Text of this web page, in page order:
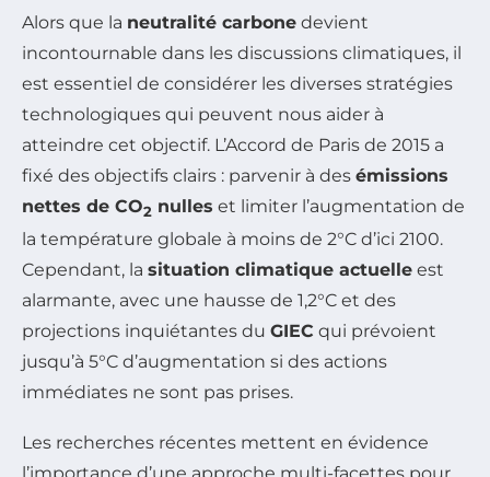
Alors que la neutralité carbone devient
incontournable dans les discussions climatiques, il
est essentiel de considérer les diverses stratégies
technologiques qui peuvent nous aider à
atteindre cet objectif. L’Accord de Paris de 2015 a
fixé des objectifs clairs : parvenir à des émissions
nettes de CO2 nulles et limiter l’augmentation de
la température globale à moins de 2°C d’ici 2100.
Cependant, la situation climatique actuelle est
alarmante, avec une hausse de 1,2°C et des
projections inquiétantes du GIEC qui prévoient
jusqu’à 5°C d’augmentation si des actions
immédiates ne sont pas prises.
Les recherches récentes mettent en évidence